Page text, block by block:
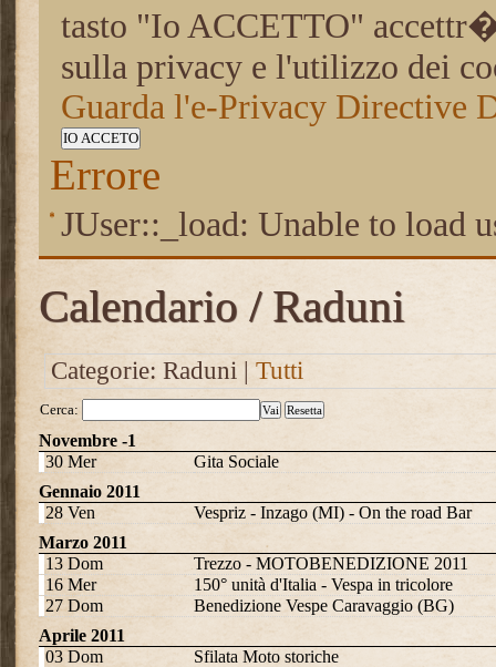
tasto "Io ACCETTO"
sulla privacy e l'utilizzo dei
Guarda l'e-Privacy Directive
IO ACCETO
Errore
JUser::_load: Unable to load
Calendario / Raduni
Categorie: Raduni |Tutti
Cerca: Vai Resetta
Novembre -1
30 Mer
Gita Sociale
Gennaio 2011
28 Ven
Vespriz - Inzago (MI) - On the road Bar
Marzo 2011
13 Dom
Trezzo - MOTOBENEDIZIONE 2011
16 Mer
150° unità d'Italia - Vespa in tricolore
27 Dom
Benedizione Vespe Caravaggio (BG)
Aprile 2011
03 Dom
Sfilata Moto storiche